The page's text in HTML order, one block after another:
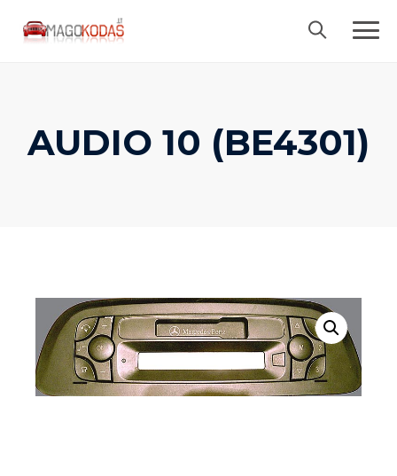
AUDIO 10 (BE4301)